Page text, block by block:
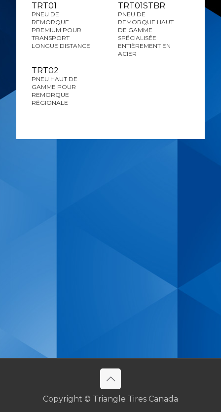
TRT01
PNEU DE
REMORQUE
PREMIUM POUR
TRANSPORT
LONGUE DISTANCE
TRT01STBR
PNEU DE
REMORQUE HAUT
DE GAMME
SPÉCIALISÉE
ENTIÈREMENT EN
ACIER
TRT02
PNEU HAUT DE
GAMME POUR
REMORQUE
RÉGIONALE
Copyright © Triangle Tires Canada